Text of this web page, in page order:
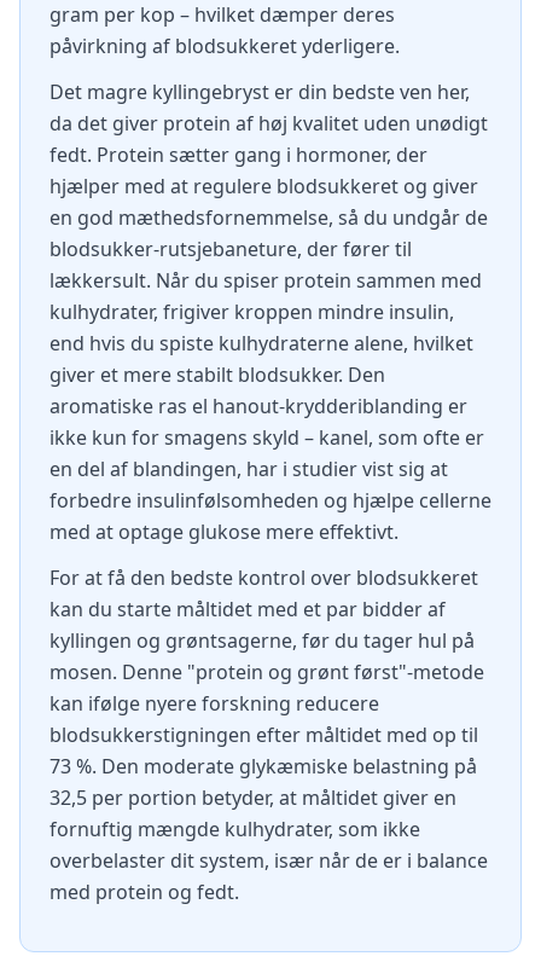
gram per kop – hvilket dæmper deres
påvirkning af blodsukkeret yderligere.
Det magre kyllingebryst er din bedste ven her,
da det giver protein af høj kvalitet uden unødigt
fedt. Protein sætter gang i hormoner, der
hjælper med at regulere blodsukkeret og giver
en god mæthedsfornemmelse, så du undgår de
blodsukker-rutsjebaneture, der fører til
lækkersult. Når du spiser protein sammen med
kulhydrater, frigiver kroppen mindre insulin,
end hvis du spiste kulhydraterne alene, hvilket
giver et mere stabilt blodsukker. Den
aromatiske ras el hanout-krydderiblanding er
ikke kun for smagens skyld – kanel, som ofte er
en del af blandingen, har i studier vist sig at
forbedre insulinfølsomheden og hjælpe cellerne
med at optage glukose mere effektivt.
For at få den bedste kontrol over blodsukkeret
kan du starte måltidet med et par bidder af
kyllingen og grøntsagerne, før du tager hul på
mosen. Denne "protein og grønt først"-metode
kan ifølge nyere forskning reducere
blodsukkerstigningen efter måltidet med op til
73 %. Den moderate glykæmiske belastning på
32,5 per portion betyder, at måltidet giver en
fornuftig mængde kulhydrater, som ikke
overbelaster dit system, især når de er i balance
med protein og fedt.